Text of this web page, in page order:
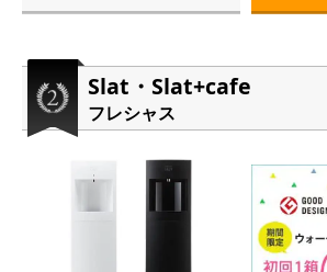
Slat・Slat+cafe
フレシャス